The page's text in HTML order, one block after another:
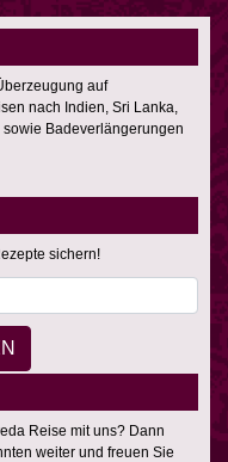
auf
nach Indien, Sri Lanka,
Badeverlängerungen
sichern!
Reise mit uns? Dann
weiter und freuen Sie